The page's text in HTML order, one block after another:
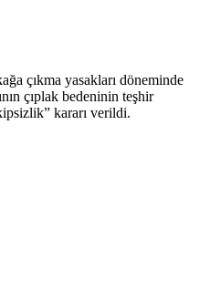
çıkma yasakları döneminde
çıplak bedeninin teşhir
kararı verildi.